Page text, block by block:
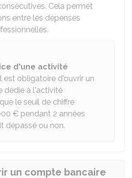
Cela permet
entre les dépenses
d'une activité
est obligatoire d'ouvrir un
dédié à l'activité
le seuil de chiffre
€ pendant 2 années
dépassé ou non.
un compte bancaire